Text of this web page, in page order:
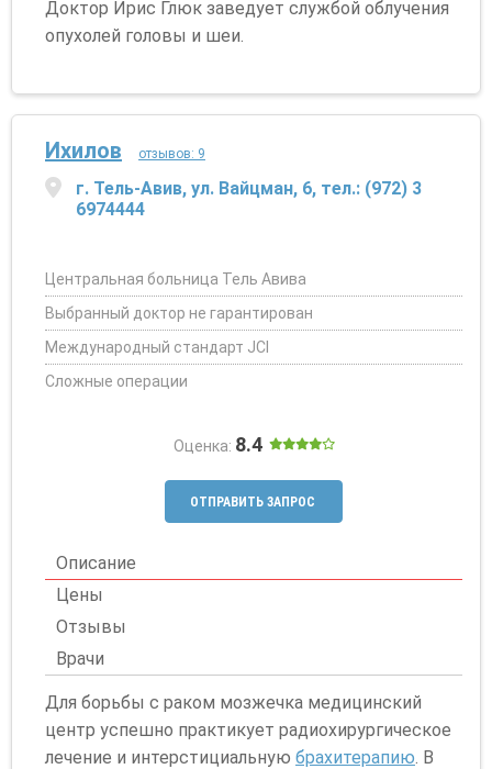
Доктор Ирис Глюк заведует службой облучения
опухолей головы и шеи.
Ихилов отзывов: 9
г. Тель-Авив, ул. Вайцман, 6, тел.: (972) 3
6974444
Центральная больница Тель Авива
Выбранный доктор не гарантирован
Международный стандарт JCI
Сложные операции
Оценка: 8.4
ОТПРАВИТЬ ЗАПРОС
Описание
Цены
Отзывы
Врачи
Для борьбы с раком мозжечка медицинский
центр успешно практикует радиохирургическое
лечение и интерстициальную брахитерапию . В